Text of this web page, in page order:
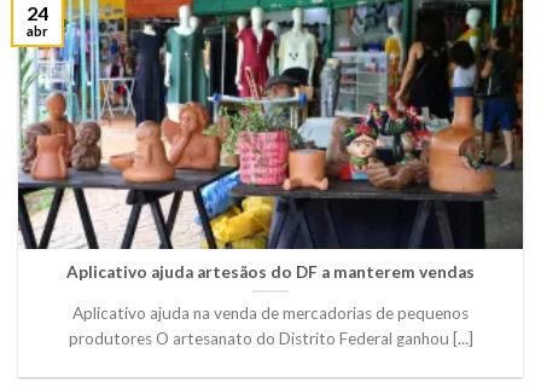
Aplicativo ajuda artesãos do DF a manterem vendas
Aplicativo ajuda na venda de mercadorias de pequenos
produtores O artesanato do Distrito Federal ganhou [...]
24
abr